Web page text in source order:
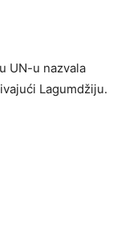
UN-u nazvala
Lagumdžiju.